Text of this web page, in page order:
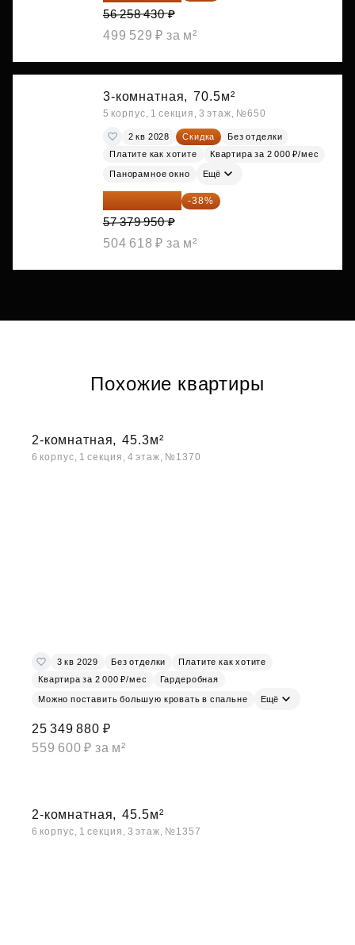
56 258 430 ₽
499 529 ₽ за м²
3-комнатная, 70.5м²
5 корпус, 1 секция, 3 этаж, №650
2 кв 2028 Скидка
Без отделки
Платите как хотите
Квартира за 2 000 ₽/мес
Панорамное окно Ещё
35 575 569 ₽ -38%
57 379 950 ₽
504 618 ₽ за м²
Похожие квартиры
2-комнатная, 45.3м²
6 корпус, 1 секция, 4 этаж, №1370
3 кв 2029 Без отделки
Платите как хотите
Квартира за 2 000 ₽/мес
Гардеробная
Можно поставить большую кровать в спальне Ещё
25 349 880 ₽
559 600 ₽ за м²
2-комнатная, 45.5м²
6 корпус, 1 секция, 3 этаж, №1357